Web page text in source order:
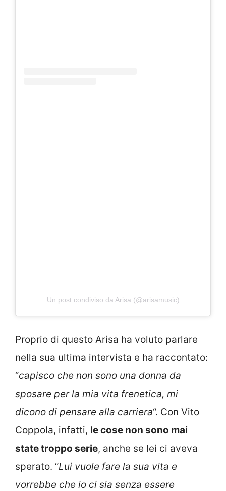
Un post condiviso da Arisa (@arisamusic)
Proprio di questo Arisa ha voluto parlare
nella sua ultima intervista e ha raccontato:
“capisco che non sono una donna da
sposare per la mia vita frenetica, mi
dicono di pensare alla carriera“. Con Vito
Coppola, infatti, le cose non sono mai
state troppo serie, anche se lei ci aveva
sperato. “Lui vuole fare la sua vita e
vorrebbe che io ci sia senza essere